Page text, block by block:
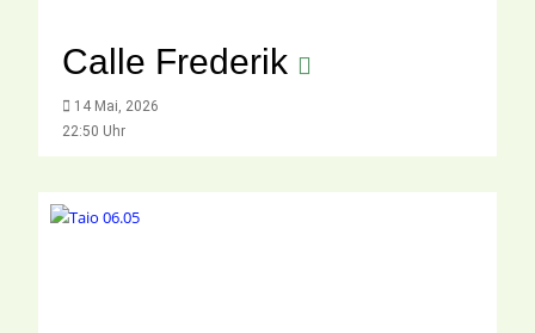
Calle Frederik
14 Mai, 2026
22:50 Uhr